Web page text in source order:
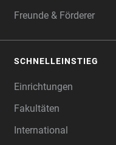
Freunde & Förderer
SCHNELLEINSTIEG
Einrichtungen
Fakultäten
International